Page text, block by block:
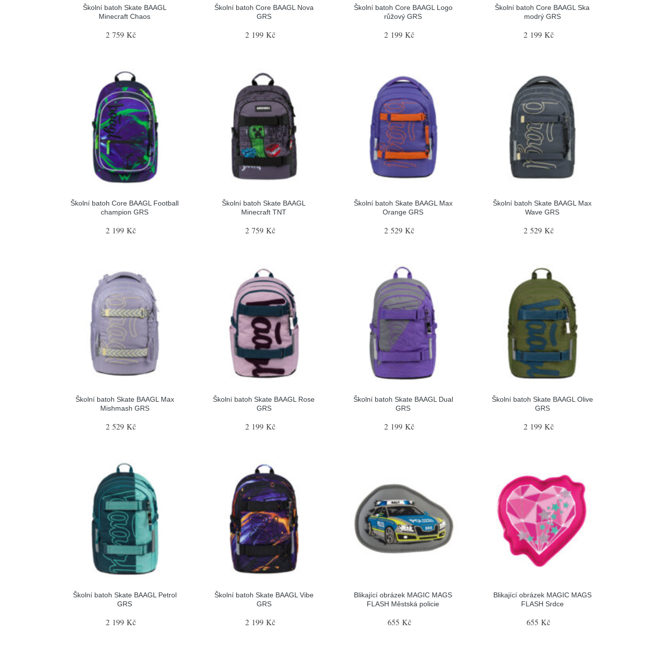
Školní batoh Skate BAAGL
Minecraft Chaos
2 759 Kč
Školní batoh Core BAAGL Nova
GRS
2 199 Kč
Školní batoh Core BAAGL Logo
růžový GRS
2 199 Kč
Školní batoh Core BAAGL Ska
modrý GRS
2 199 Kč
Školní batoh Core BAAGL Football
champion GRS
2 199 Kč
Školní batoh Skate BAAGL
Minecraft TNT
2 759 Kč
Školní batoh Skate BAAGL Max
Orange GRS
2 529 Kč
Školní batoh Skate BAAGL Max
Wave GRS
2 529 Kč
Školní batoh Skate BAAGL Max
Mishmash GRS
2 529 Kč
Školní batoh Skate BAAGL Rose
GRS
2 199 Kč
Školní batoh Skate BAAGL Dual
GRS
2 199 Kč
Školní batoh Skate BAAGL Olive
GRS
2 199 Kč
Školní batoh Skate BAAGL Petrol
GRS
2 199 Kč
Školní batoh Skate BAAGL Vibe
GRS
2 199 Kč
Blikající obrázek MAGIC MAGS
FLASH Městská policie
655 Kč
Blikající obrázek MAGIC MAGS
FLASH Srdce
655 Kč